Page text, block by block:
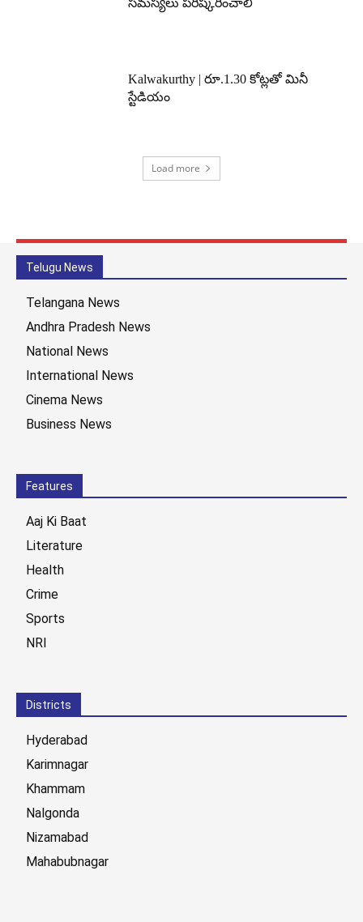
సమస్యలు పరిష్కరించాలి
Kalwakurthy | రూ.1.30 కోట్లతో మినీ
స్టేడియం
Load more
Telugu News
Telangana News
Andhra Pradesh News
National News
International News
Cinema News
Business News
Features
Aaj Ki Baat
Literature
Health
Crime
Sports
NRI
Districts
Hyderabad
Karimnagar
Khammam
Nalgonda
Nizamabad
Mahabubnagar